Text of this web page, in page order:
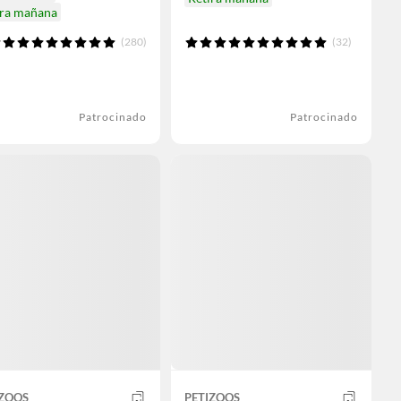
mañana
(280)
Patrocinado
(32)
Patrocinado
PETIZOOS